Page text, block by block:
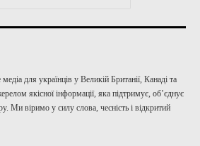
для українців у Великій Британії, Канаді та
якісної інформації, яка підтримує, об’єднує
Ми віримо у силу слова, чесність і відкритий